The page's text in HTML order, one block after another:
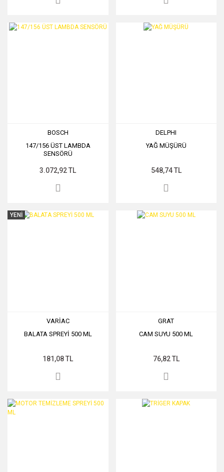
BOSCH
147/156 ÜST LAMBDA
SENSÖRÜ
3.072,92 TL
DELPHI
YAĞ MÜŞÜRÜ
548,74 TL
YENİ
VARİAC
BALATA SPREYİ 500 ML
181,08 TL
GRAT
CAM SUYU 500 ML
76,82 TL